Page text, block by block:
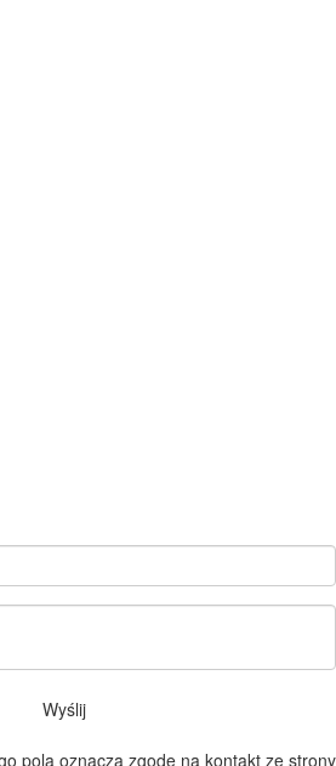
Wyślij
pola oznacza zgodę na kontakt ze strony